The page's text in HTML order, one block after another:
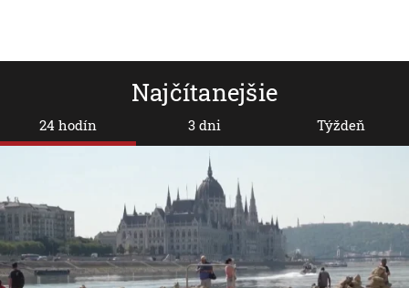
Najčítanejšie
24 hodín 3 dni Týždeň